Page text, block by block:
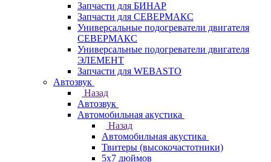
Запчасти для БИНАР
Запчасти для СЕВЕРМАКС
Универсальные подогреватели двигателя
СЕВЕРМАКС
Универсальные подогреватели двигателя
ЭЛЕМЕНТ
Запчасти для WEBASTO
Автозвук
Назад
Автозвук
Автомобильная акустика
Назад
Автомобильная акустика
Твитеры (высокочастотники)
5x7 дюймов